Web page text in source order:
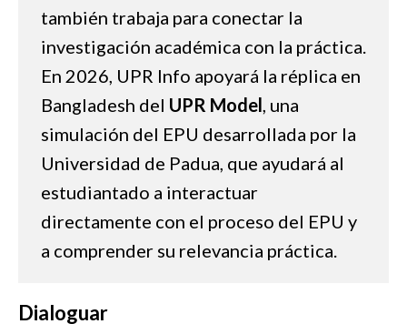
también trabaja para conectar la
investigación académica con la práctica.
En 2026, UPR Info apoyará la réplica en
Bangladesh del UPR Model , una
simulación del EPU desarrollada por la
Universidad de Padua, que ayudará al
estudiantado a interactuar
directamente con el proceso del EPU y
a comprender su relevancia práctica.
Dialoguar